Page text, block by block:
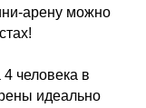
арену можно
человека в
идеально